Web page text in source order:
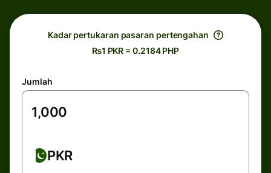
Kadar pertukaran pasaran pertengahan
₨1 PKR = 0.2184 PHP
Jumlah
PKR